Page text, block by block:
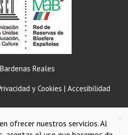
Reales
y Cookies | Accesibilidad
×
ofrecer nuestros servicios. Al